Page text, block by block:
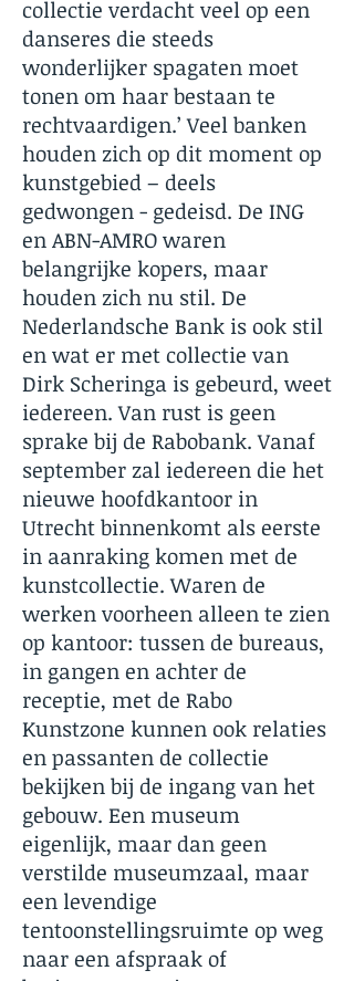
collectie verdacht veel op een
danseres die steeds
wonderlijker spagaten moet
tonen om haar bestaan te
rechtvaardigen.’ Veel banken
houden zich op dit moment op
kunstgebied – deels
gedwongen - gedeisd. De ING
en ABN-AMRO waren
belangrijke kopers, maar
houden zich nu stil. De
Nederlandsche Bank is ook stil
en wat er met collectie van
Dirk Scheringa is gebeurd, weet
iedereen. Van rust is geen
sprake bij de Rabobank. Vanaf
september zal iedereen die het
nieuwe hoofdkantoor in
Utrecht binnenkomt als eerste
in aanraking komen met de
kunstcollectie. Waren de
werken voorheen alleen te zien
op kantoor: tussen de bureaus,
in gangen en achter de
receptie, met de Rabo
Kunstzone kunnen ook relaties
en passanten de collectie
bekijken bij de ingang van het
gebouw. Een museum
eigenlijk, maar dan geen
verstilde museumzaal, maar
een levendige
tentoonstellingsruimte op weg
naar een afspraak of